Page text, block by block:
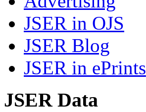
JSER in OJS
JSER Blog
JSER in ePrints
JSER Data